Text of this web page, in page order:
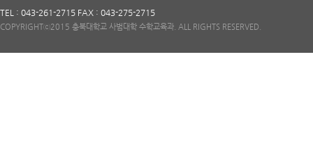
TEL : 043-261-2715 FAX : 043-275-2715
COPYRIGHTⓒ2015 충북대학교 사범대학 수학교육과. ALL RIGHTS RESERVED.